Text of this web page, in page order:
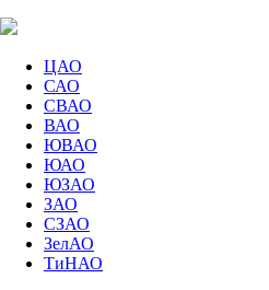
ЦАО
САО
СВАО
ВАО
ЮВАО
ЮАО
ЮЗАО
ЗАО
СЗАО
ЗелАО
ТиНАО